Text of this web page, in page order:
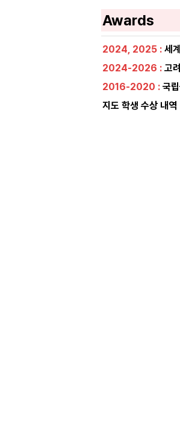
Awards
2024, 2025 : 세
2024-2026 : 고
2016-2020 : 국
지도 학생 수상 내역